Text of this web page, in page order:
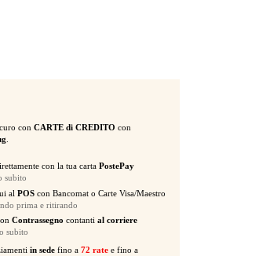
conCARTE di CREDITO con
con la tua cartaPostePay
subito
al POScon Bancomat o Carte Visa/Maestro
prima e ritirando
Contrassegno contanti al corriere
subito
in sede fino a72 rate e fino a